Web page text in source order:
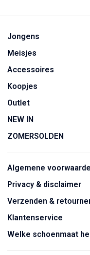
Jongens
Meisjes
Accessoires
Koopjes
Outlet
NEW IN
ZOMERSOLDEN
Algemene
Privacy & disclaimer
Verzenden &
Klantenservice
Welke schoenmaat